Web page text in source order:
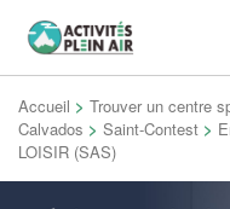
Accueil > Trouver un centre
Calvados > Saint-Contest >
LOISIR (SAS)